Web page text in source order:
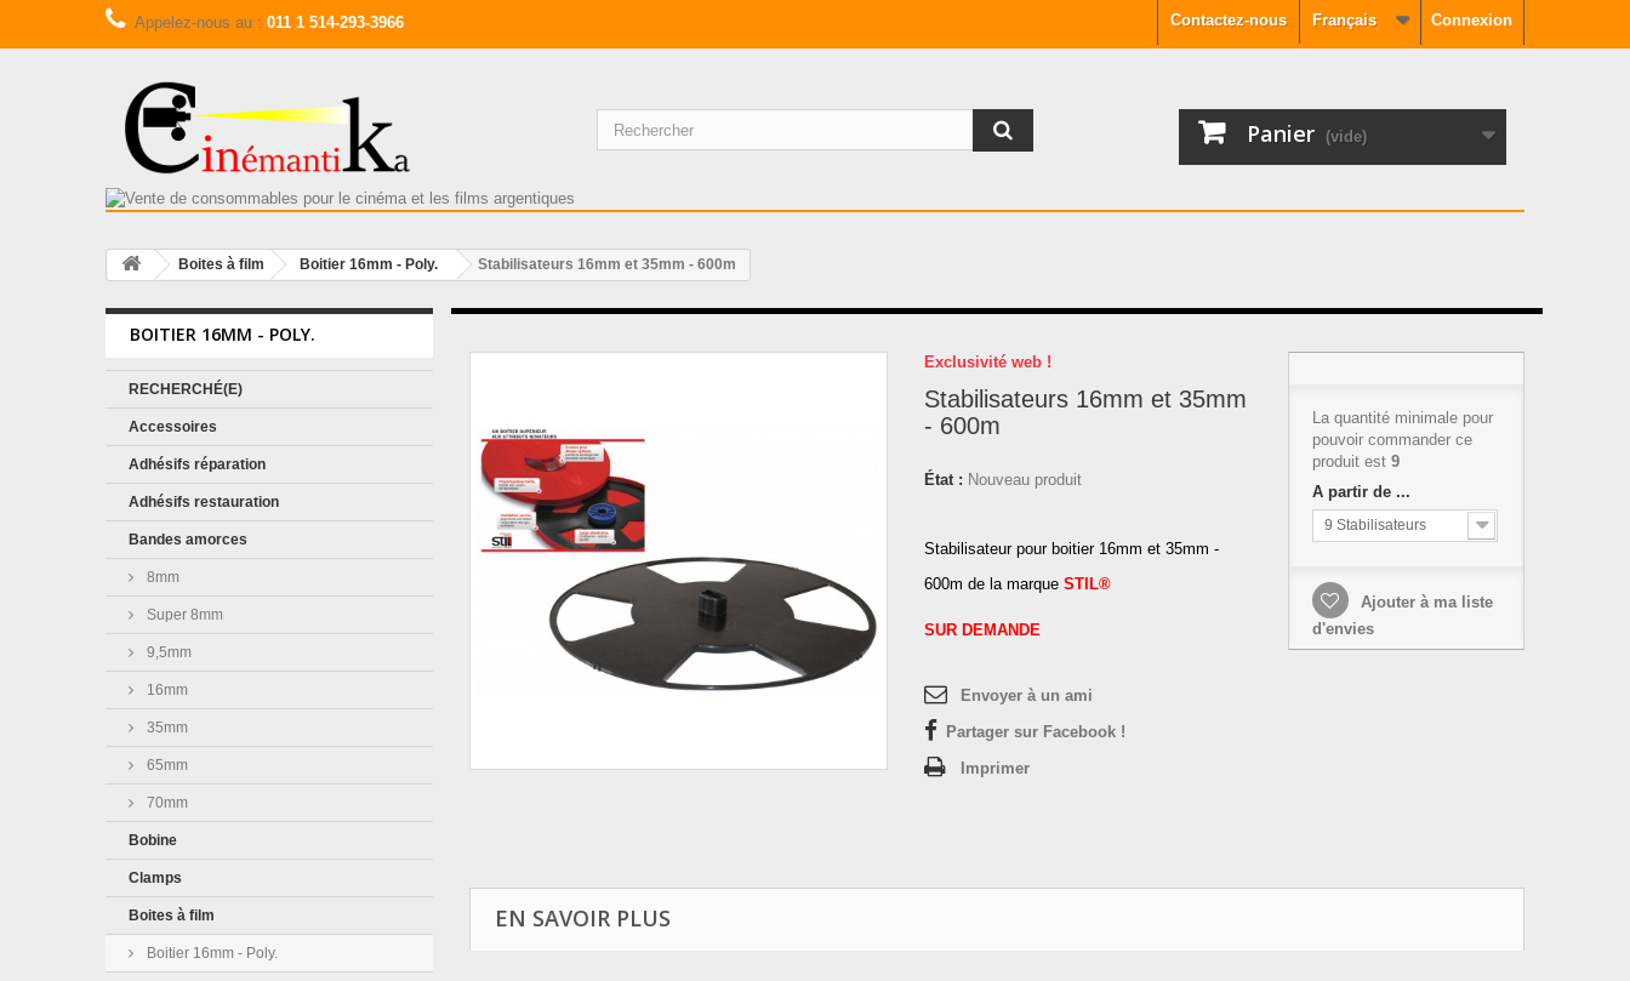
Connexion
Français
Contactez-nous
Appelez-nous au : 011 1 514-293-3966
Panier (vide)
Boites à film Boitier 16mm - Poly. Stabilisateurs 16mm et 35mm - 600m
BOITIER 16MM - POLY.
RECHERCHÉ(E)
Accessoires
Adhésifs réparation
Adhésifs restauration
Bandes amorces
8mm
Super 8mm
9,5mm
16mm
35mm
65mm
70mm
Bobine
Clamps
Boites à film
Boitier 16mm - Poly.
Exclusivité web !
Stabilisateurs 16mm et 35mm
- 600m
État : Nouveau produit
Stabilisateur pour boitier 16mm et 35mm -
600m de la marque STIL®
SUR DEMANDE
Envoyer à un ami
Partager sur Facebook !
Imprimer
La quantité minimale pour
pouvoir commander ce
produit est 9
A partir de ...
9 Stabilisateurs
Ajouter à ma liste
d'envies
EN SAVOIR PLUS